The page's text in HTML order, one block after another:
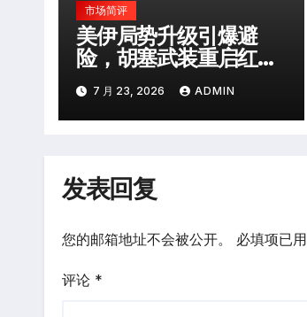
市场简评
美伊局势升级引爆避
险，胡塞武装重启红海
袭击7 月 23, 2026 ADMIN
发表回复
您的邮箱地址不会被公开。 必填项已用
评论 *